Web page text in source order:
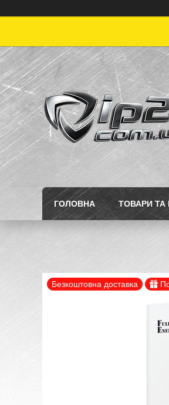
ГОЛОВНА ТОВАРИ ТА
Безкоштовна доставка